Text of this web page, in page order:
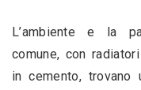
L’ambiente e la
comune, con
in cemento,